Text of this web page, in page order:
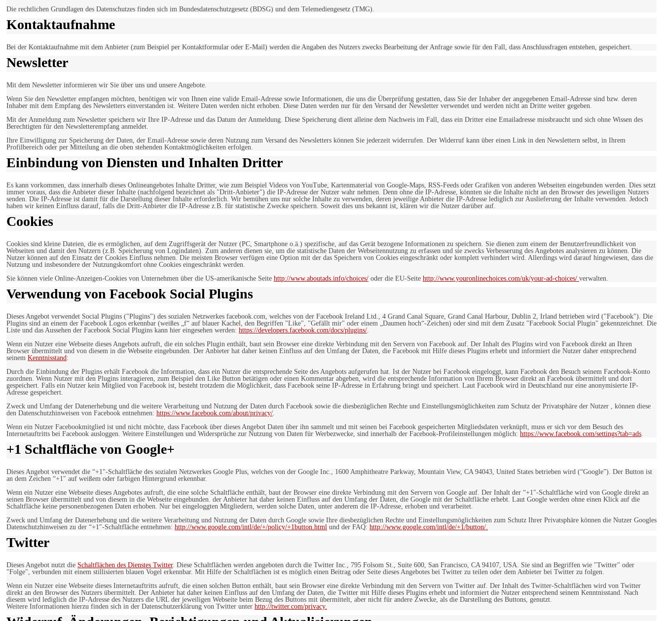
Die rechtlichen Grundlagen des Datenschutzes finden sich im Bundesdatenschutzgesetz (BDSG) und dem Telemediengesetz (TMG).
Kontaktaufnahme
Bei der Kontaktaufnahme mit dem Anbieter (zum Beispiel per Kontaktformular oder E-Mail) werden die Angaben des Nutzers zwecks Bearbeitung der Anfrage sowie für den Fall, dass Anschlussfragen entstehen, gespeichert.
Newsletter
Mit dem Newsletter informieren wir Sie über uns und unsere Angebote.
Wenn Sie den Newsletter empfangen möchten, benötigen wir von Ihnen eine valide Email-Adresse sowie Informationen, die uns die Überprüfung gestatten, dass Sie der Inhaber der angegebenen Email-Adresse sind bzw. deren
Inhaber mit dem Empfang des Newsletters einverstanden ist. Weitere Daten werden nicht erhoben. Diese Daten werden nur für den Versand der Newsletter verwendet und werden nicht an Dritte weiter gegeben.
Mit der Anmeldung zum Newsletter speichern wir Ihre IP-Adresse und das Datum der Anmeldung. Diese Speicherung dient alleine dem Nachweis im Fall, dass ein Dritter eine Emailadresse missbraucht und sich ohne Wissen des
Berechtigten für den Newsletterempfang anmeldet.
Ihre Einwilligung zur Speicherung der Daten, der Email-Adresse sowie deren Nutzung zum Versand des Newsletters können Sie jederzeit widerrufen. Der Widerruf kann über einen Link in den Newslettern selbst, in Ihrem
Profilbereich oder per Mitteilung an die oben stehenden Kontaktmöglichkeiten erfolgen.
Einbindung von Diensten und Inhalten Dritter
Es kann vorkommen, dass innerhalb dieses Onlineangebotes Inhalte Dritter, wie zum Beispiel Videos von YouTube, Kartenmaterial von Google-Maps, RSS-Feeds oder Grafiken von anderen Webseiten eingebunden werden. Dies setzt
immer voraus, dass die Anbieter dieser Inhalte (nachfolgend bezeichnet als "Dritt-Anbieter") die IP-Adresse der Nutzer wahr nehmen. Denn ohne die IP-Adresse, könnten sie die Inhalte nicht an den Browser des jeweiligen Nutzers
senden. Die IP-Adresse ist damit für die Darstellung dieser Inhalte erforderlich. Wir bemühen uns nur solche Inhalte zu verwenden, deren jeweilige Anbieter die IP-Adresse lediglich zur Auslieferung der Inhalte verwenden. Jedoch
haben wir keinen Einfluss darauf, falls die Dritt-Anbieter die IP-Adresse z.B. für statistische Zwecke speichern. Soweit dies uns bekannt ist, klären wir die Nutzer darüber auf.
Cookies
Cookies sind kleine Dateien, die es ermöglichen, auf dem Zugriffsgerät der Nutzer (PC, Smartphone o.ä.) spezifische, auf das Gerät bezogene Informationen zu speichern. Sie dienen zum einem der Benutzerfreundlichkeit von
Webseiten und damit den Nutzern (z.B. Speicherung von Logindaten). Zum anderen dienen sie, um die statistische Daten der Webseitennutzung zu erfassen und sie zwecks Verbesserung des Angebotes analysieren zu können. Die
Nutzer können auf den Einsatz der Cookies Einfluss nehmen. Die meisten Browser verfügen eine Option mit der das Speichern von Cookies eingeschränkt oder komplett verhindert wird. Allerdings wird darauf hingewiesen, dass die
Nutzung und insbesondere der Nutzungskomfort ohne Cookies eingeschränkt werden.
Sie können viele Online-Anzeigen-Cookies von Unternehmen über die US-amerikanische Seite http://www.aboutads.info/choices/ oder die EU-Seite http://www.youronlinechoices.com/uk/your-ad-choices/ verwalten.
Verwendung von Facebook Social Plugins
Dieses Angebot verwendet Social Plugins ("Plugins") des sozialen Netzwerkes facebook.com, welches von der Facebook Ireland Ltd., 4 Grand Canal Square, Grand Canal Harbour, Dublin 2, Irland betrieben wird ("Facebook"). Die
Plugins sind an einem der Facebook Logos erkennbar (weißes „f“ auf blauer Kachel, den Begriffen "Like", "Gefällt mir" oder einem „Daumen hoch“-Zeichen) oder sind mit dem Zusatz "Facebook Social Plugin" gekennzeichnet. Die
Liste und das Aussehen der Facebook Social Plugins kann hier eingesehen werden: https://developers.facebook.com/docs/plugins/.
Wenn ein Nutzer eine Webseite dieses Angebots aufruft, die ein solches Plugin enthält, baut sein Browser eine direkte Verbindung mit den Servern von Facebook auf. Der Inhalt des Plugins wird von Facebook direkt an Ihren
Browser übermittelt und von diesem in die Webseite eingebunden. Der Anbieter hat daher keinen Einfluss auf den Umfang der Daten, die Facebook mit Hilfe dieses Plugins erhebt und informiert die Nutzer daher entsprechend
seinem Kenntnisstand:
Durch die Einbindung der Plugins erhält Facebook die Information, dass ein Nutzer die entsprechende Seite des Angebots aufgerufen hat. Ist der Nutzer bei Facebook eingeloggt, kann Facebook den Besuch seinem Facebook-Konto
zuordnen. Wenn Nutzer mit den Plugins interagieren, zum Beispiel den Like Button betätigen oder einen Kommentar abgeben, wird die entsprechende Information von Ihrem Browser direkt an Facebook übermittelt und dort
gespeichert. Falls ein Nutzer kein Mitglied von Facebook ist, besteht trotzdem die Möglichkeit, dass Facebook seine IP-Adresse in Erfahrung bringt und speichert. Laut Facebook wird in Deutschland nur eine anonymisierte IP-
Adresse gespeichert.
Zweck und Umfang der Datenerhebung und die weitere Verarbeitung und Nutzung der Daten durch Facebook sowie die diesbezüglichen Rechte und Einstellungsmöglichkeiten zum Schutz der Privatsphäre der Nutzer , können diese
den Datenschutzhinweisen von Facebook entnehmen: https://www.facebook.com/about/privacy/.
Wenn ein Nutzer Facebookmitglied ist und nicht möchte, dass Facebook über dieses Angebot Daten über ihn sammelt und mit seinen bei Facebook gespeicherten Mitgliedsdaten verknüpft, muss er sich vor dem Besuch des
Internetauftritts bei Facebook ausloggen. Weitere Einstellungen und Widersprüche zur Nutzung von Daten für Werbezwecke, sind innerhalb der Facebook-Profileinstellungen möglich: https://www.facebook.com/settings?tab=ads.
+1 Schaltfläche von Google+
Dieses Angebot verwendet die “+1″-Schaltfläche des sozialen Netzwerkes Google Plus, welches von der Google Inc., 1600 Amphitheatre Parkway, Mountain View, CA 94043, United States betrieben wird (“Google”). Der Button ist
an dem Zeichen “+1″ auf weißem oder farbigen Hintergrund erkennbar.
Wenn ein Nutzer eine Webseite dieses Angebotes aufruft, die eine solche Schaltfläche enthält, baut der Browser eine direkte Verbindung mit den Servern von Google auf. Der Inhalt der “+1″-Schaltfläche wird von Google direkt an
seinen Browser übermittelt und von diesem in die Webseite eingebunden. der Anbieter hat daher keinen Einfluss auf den Umfang der Daten, die Google mit der Schaltfläche erhebt. Laut Google werden ohne einen Klick auf die
Schaltfläche keine personenbezogenen Daten erhoben. Nur bei eingeloggten Mitgliedern, werden solche Daten, unter anderem die IP-Adresse, erhoben und verarbeitet.
Zweck und Umfang der Datenerhebung und die weitere Verarbeitung und Nutzung der Daten durch Google sowie Ihre diesbezüglichen Rechte und Einstellungsmöglichkeiten zum Schutz Ihrer Privatsphäre können die Nutzer Googles
Datenschutzhinweisen zu der “+1″-Schaltfläche entnehmen: http://www.google.com/intl/de/+/policy/+1button.html und der FAQ: http://www.google.com/intl/de/+1/button/.
Twitter
Dieses Angebot nutzt die Schaltflächen des Dienstes Twitter. Diese Schaltflächen werden angeboten durch die Twitter Inc., 795 Folsom St., Suite 600, San Francisco, CA 94107, USA. Sie sind an Begriffen wie "Twitter" oder
"Folge", verbunden mit einem stillisierten blauen Vogel erkennbar. Mit Hilfe der Schaltflächen ist es möglich einen Beitrag oder Seite dieses Angebotes bei Twitter zu teilen oder dem Anbieter bei Twitter zu folgen.
Wenn ein Nutzer eine Webseite dieses Internetauftritts aufruft, die einen solchen Button enthält, baut sein Browser eine direkte Verbindung mit den Servern von Twitter auf. Der Inhalt des Twitter-Schaltflächen wird von Twitter
direkt an den Browser des Nutzers übermittelt. Der Anbieter hat daher keinen Einfluss auf den Umfang der Daten, die Twitter mit Hilfe dieses Plugins erhebt und informiert die Nutzer entsprechend seinem Kenntnisstand. Nach
diesem wird lediglich die IP-Adresse des Nutzers die URL der jeweiligen Webseite beim Bezug des Buttons mit übermittelt, aber nicht für andere Zwecke, als die Darstellung des Buttons, genutzt.
Weitere Informationen hierzu finden sich in der Datenschutzerklärung von Twitter unter http://twitter.com/privacy.